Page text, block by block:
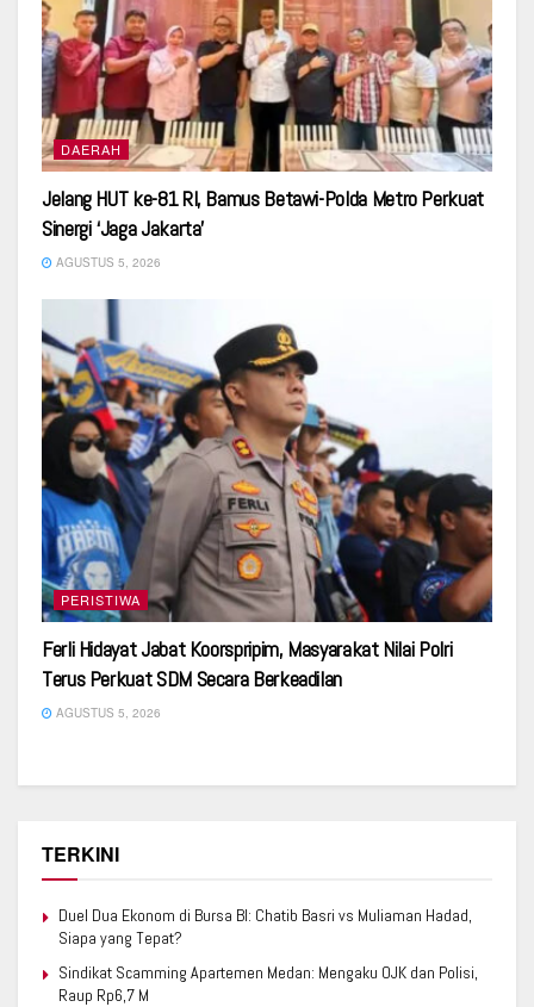
DAERAH
Jelang HUT ke-81 RI, Bamus Betawi-Polda Metro Perkuat
Sinergi ‘Jaga Jakarta’
AGUSTUS 5, 2026
PERISTIWA
Ferli Hidayat Jabat Koorspripim, Masyarakat Nilai Polri
Terus Perkuat SDM Secara Berkeadilan
AGUSTUS 5, 2026
TERKINI
Duel Dua Ekonom di Bursa BI: Chatib Basri vs Muliaman Hadad,
Siapa yang Tepat?
Sindikat Scamming Apartemen Medan: Mengaku OJK dan Polisi,
Raup Rp6,7 M